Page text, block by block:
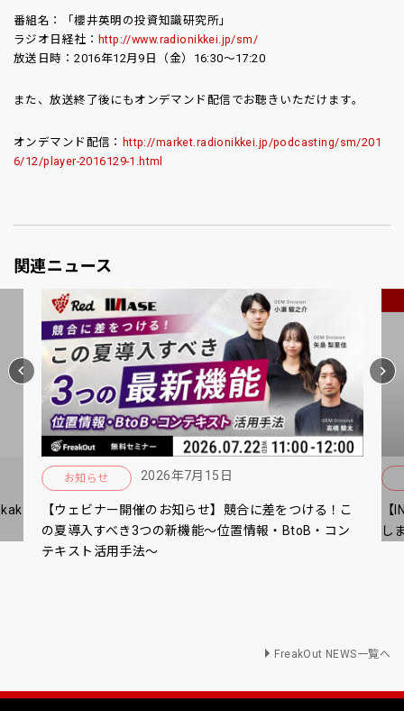
番組名：「櫻井英明の投資知識研究所」
ラジオ日経社： http://www.radionikkei.jp/sm/
放送日時：2016年12月9日（金）16:30～17:20
また、放送終了後にもオンデマンド配信でお聴きいただけます。
オンデマンド配信： http://market.radionikkei.jp/podcasting/sm/201
6/12/player-2016129-1.html
関連ニュース
お知らせ 2026年7月15日
【ウェビナー開催のお知らせ】競合に差をつける！こ
の夏導入すべき3つの新機能～位置情報・BtoB・コン
テキスト活用手法～
【
し
FreakOut NEWS一覧へ